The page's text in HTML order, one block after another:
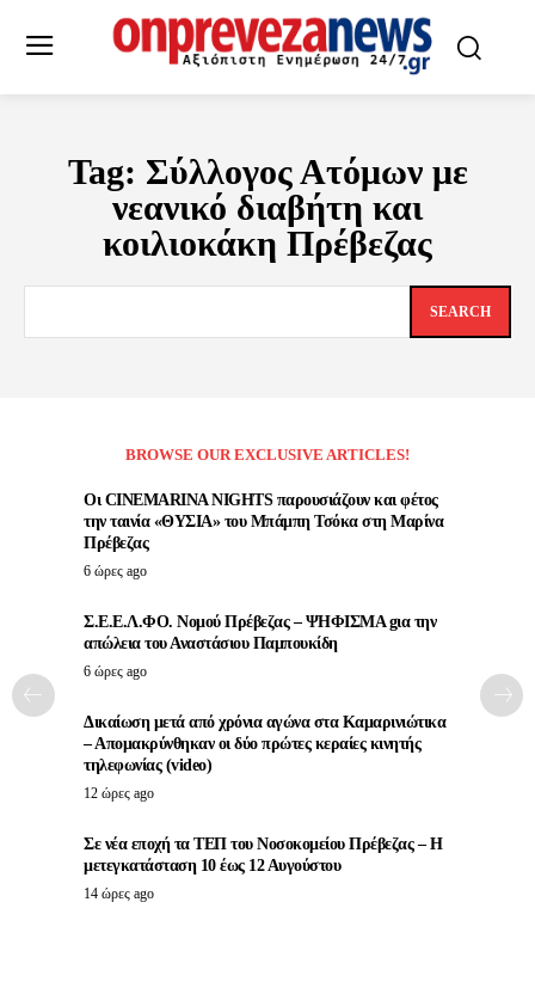
Tag: Σύλλογος Ατόμων με
νεανικό διαβήτη και
κοιλιοκάκη Πρέβεζας
SEARCH
BROWSE OUR EXCLUSIVE ARTICLES!
Οι CINEMARINA NIGHTS παρουσιάζουν και φέτος
την ταινία «ΘΥΣΙΑ» του Μπάμπη Τσόκα στη Μαρίνα
Πρέβεζας
6 ώρες ago
Σ.Ε.Ε.Λ.ΦΟ. Νομού Πρέβεζας – ΨΗΦΙΣΜΑ gια την
απώλεια του Αναστάσιου Παμπουκίδη
6 ώρες ago
Δικαίωση μετά από χρόνια αγώνα στα Καμαρινιώτικα
– Απομακρύνθηκαν οι δύο πρώτες κεραίες κινητής
τηλεφωνίας (video)
12 ώρες ago
Σε νέα εποχή τα ΤΕΠ του Νοσοκομείου Πρέβεζας – Η
μετεγκατάσταση 10 έως 12 Αυγούστου
14 ώρες ago